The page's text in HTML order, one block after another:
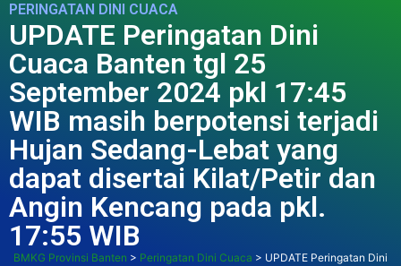
PERINGATAN DINI CUACA
UPDATE Peringatan Dini
Cuaca Banten tgl 25
September 2024 pkl 17:45
WIB masih berpotensi terjadi
Hujan Sedang-Lebat yang
dapat disertai Kilat/Petir dan
Angin Kencang pada pkl.
17:55 WIB
BMKG Provinsi Banten > Peringatan Dini Cuaca > UPDATE Peringatan Dini